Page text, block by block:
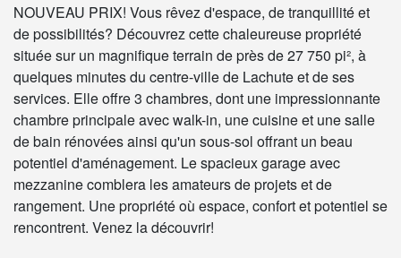
NOUVEAU PRIX! Vous rêvez d'espace, de tranquillité et
de possibilités? Découvrez cette chaleureuse propriété
située sur un magnifique terrain de près de 27 750 pi², à
quelques minutes du centre-ville de Lachute et de ses
services. Elle offre 3 chambres, dont une impressionnante
chambre principale avec walk-in, une cuisine et une salle
de bain rénovées ainsi qu'un sous-sol offrant un beau
potentiel d'aménagement. Le spacieux garage avec
mezzanine comblera les amateurs de projets et de
rangement. Une propriété où espace, confort et potentiel se
rencontrent. Venez la découvrir!